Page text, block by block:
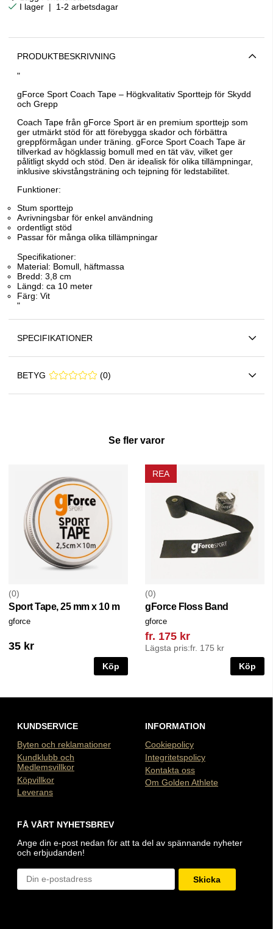
| 1-2 arbetsdagar
PRODUKTBESKRIVNING
"
gForce Sport Coach Tape – Högkvalitativ Sporttejp för Skydd
och Grepp
Coach Tape från gForce Sport är en premium sporttejp som
ger utmärkt stöd för att förebygga skador och förbättra
greppförmågan under träning. gForce Sport Coach Tape är
tillverkad av högklassig bomull med en tät väv, vilket ger
pålitligt skydd och stöd. Den är idealisk för olika tillämpningar,
inklusive skivstångsträning och tejpning för ledstabilitet.
Funktioner:
Stum sporttejp
Avrivningsbar för enkel användning
ordentligt stöd
Passar för många olika tillämpningar
Specifikationer:
Material: Bomull, häftmassa
Bredd: 3,8 cm
Längd: ca 10 meter
Färg: Vit
"
SPECIFIKATIONER
BETYG 0 0 (0)
Se fler varor
0
Sport Tape, 25 mm x 10 m
gforce
35 kr
Köp
REA
0
gForce Floss Band
gforce
fr. 175 kr
Lägsta pris:fr. 175 kr
Köp
KUNDSERVICE
Byten och reklamationer
Kundklubb och
Medlemsvillkor
Köpvillkor
Leverans
INFORMATION
Cookiepolicy
Integritetspolicy
Kontakta oss
Om Golden Athlete
FÅ VÅRT NYHETSBREV
Ange din e-post nedan för att ta del av spännande nyheter
och erbjudanden!
Skicka